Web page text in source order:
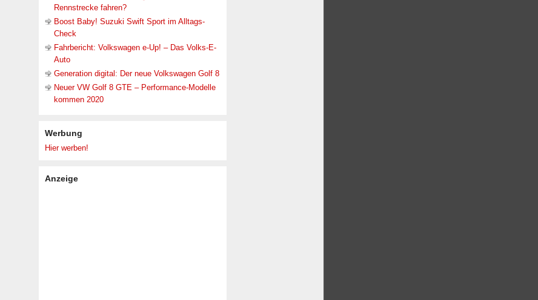
Rennstrecke fahren?
Boost Baby! Suzuki Swift Sport im Alltags-
Check
Fahrbericht: Volkswagen e-Up! – Das Volks-E-
Auto
Generation digital: Der neue Volkswagen Golf 8
Neuer VW Golf 8 GTE – Performance-Modelle
kommen 2020
Werbung
Hier werben!
Anzeige